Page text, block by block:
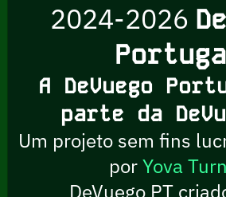
2024-2026
A DeVuego
parte da
Um projeto sem fins
porYova
DeVuego PT